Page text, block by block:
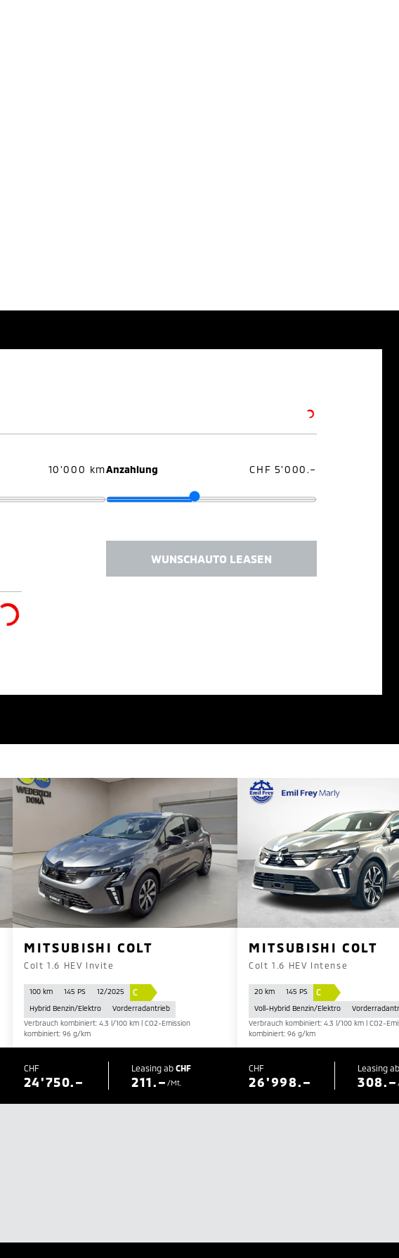
10'000 kmAnzahlung CHF 5'000.–
WUNSCHAUTO LEASEN
MITSUBISHI COLT
Colt 1.6 HEV Invite
100 km 145 PS 12/2025 C
Hybrid Benzin/Elektro
Vorderradantrieb
Verbrauch kombiniert: 4.3 l/100 km | CO2-Emission
kombiniert: 96 g/km
CHF
24'750.–
Leasing ab CHF
211.– /Mt.
MITSUBISHI COLT
Colt 1.6 HEV Intense
20 km 145 PS C
Voll-Hybrid Benzin/Elektro
Verbrauch kombiniert: 4.3 l/100 km | CO2-
kombiniert: 96 g/km
CHF
26'998.–
Leasing
308.–